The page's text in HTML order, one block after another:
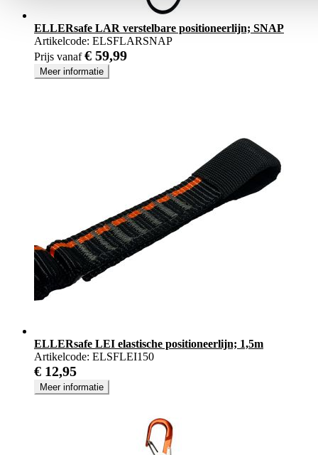
ELLERsafe LAR verstelbare positioneerlijn; SNAP
Artikelcode: ELSFLARSNAP
Prijs vanaf € 59,99
Meer informatie
ELLERsafe LEI elastische positioneerlijn; 1,5m
Artikelcode: ELSFLEI150
€ 12,95
Meer informatie